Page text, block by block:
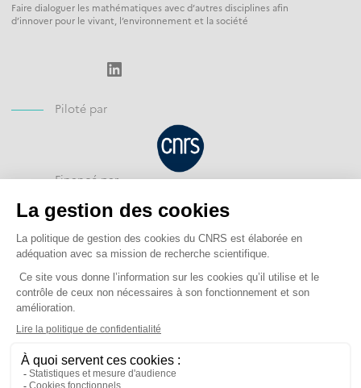
Faire dialoguer les mathématiques avec d’autres disciplines afin
d’innover pour le vivant, l’environnement et la société
LinkedIn
Piloté par
Financé par
Opéré par
Mentions légales